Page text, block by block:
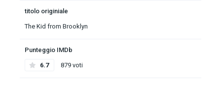
titolo originiale
The Kid from Brooklyn
Punteggio IMDb
6.7 879 voti